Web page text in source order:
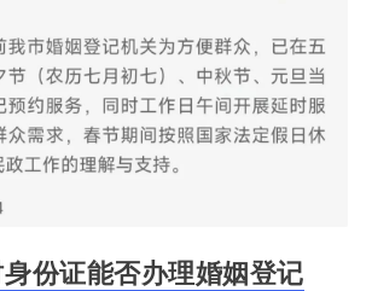
份证能否办理婚姻登记